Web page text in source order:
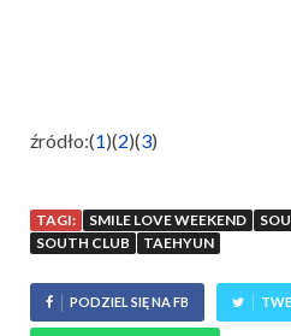
źródło:(1)(2)(3)
TAGI: SMILE LOVE WEEKEND
SOUTH CLUB
TAEHYUN
PODZIEL SIĘ NA FB